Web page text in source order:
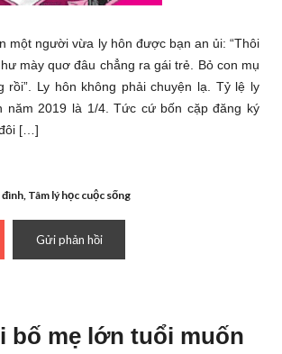
một người vừa ly hôn được bạn an ủi: “Thôi
mày quơ đâu chẳng ra gái trẻ. Bỏ con mụ
rồi”. Ly hôn không phải chuyện lạ. Tỷ lệ ly
năm 2019 là 1/4. Tức cứ bốn cặp đăng ký
[…]
đình, Tâm lý học cuộc sống
Gửi phản hồi
bố mẹ lớn tuổi muốn